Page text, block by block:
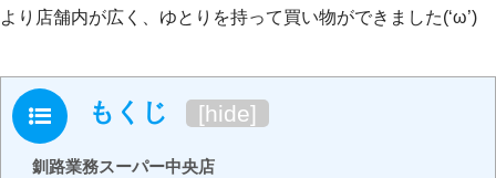
より店舗内が広く、ゆとりを持って買い物ができました(‘ω’)
もくじ [hide]
釧路業務スーパー中央店